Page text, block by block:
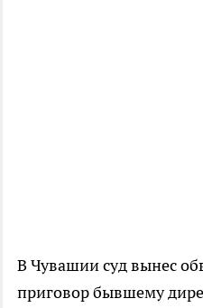
В Чувашии суд вынес
приговор бывшему